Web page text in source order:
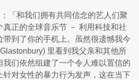
「和我们拥有共同信念的艺人们聚
正的全球音乐节 － 利用科技和社
带到了你的手机上。虽然很遗憾我今
里看到我父亲和其他所
我们依然组建了一个令人难以置信的
针对女性的暴力行为发声，这在当下